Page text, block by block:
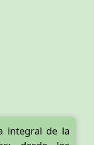
integral de la